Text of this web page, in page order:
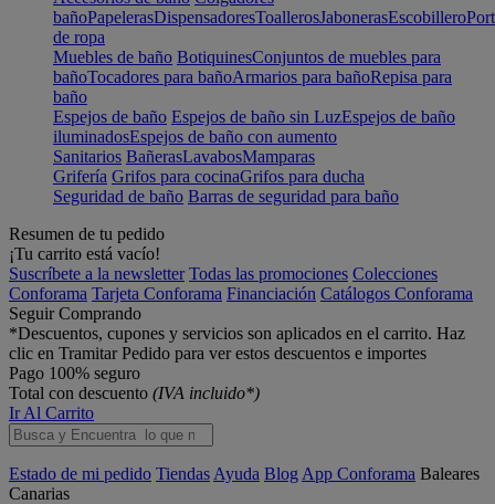
bañoPapelerasDispensadoresToallerosJabonerasEscobillero
de ropa
Muebles de baño BotiquinesConjuntos de muebles para
bañoTocadores para bañoArmarios para bañoRepisa para
baño
Espejos de baño Espejos de baño sin LuzEspejos de baño
iluminadosEspejos de baño con aumento
Sanitarios BañerasLavabosMamparas
Grifería Grifos para cocinaGrifos para ducha
Seguridad de baño Barras de seguridad para baño
Resumen de tu pedido
¡Tu carrito está vacío!
Suscríbete a la newsletter Todas las promociones Colecciones
Conforama Tarjeta Conforama Financiación Catálogos Conforama
Seguir Comprando
*Descuentos, cupones y servicios son aplicados en el carrito. Haz
clic en Tramitar Pedido para ver estos descuentos e importes
Pago 100% seguro
Total con descuento (IVA incluido*)
Ir Al Carrito
Estado de mi pedido Tiendas Ayuda Blog App Conforama Baleares
Canarias